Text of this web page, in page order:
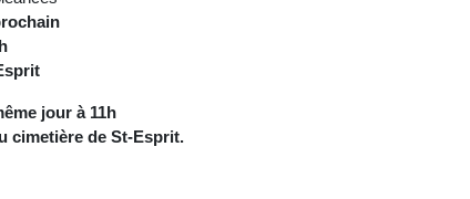
jour à 11h
cimetière de St-Esprit.